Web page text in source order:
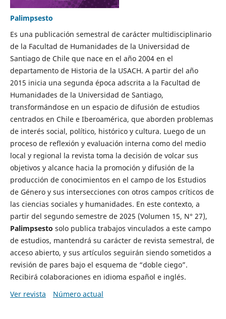
Palimpsesto
Es una publicación semestral de carácter multidisciplinario
de la Facultad de Humanidades de la Universidad de
Santiago de Chile que nace en el año 2004 en el
departamento de Historia de la USACH. A partir del año
2015 inicia una segunda época adscrita a la Facultad de
Humanidades de la Universidad de Santiago,
transformándose en un espacio de difusión de estudios
centrados en Chile e Iberoamérica, que aborden problemas
de interés social, político, histórico y cultura. Luego de un
proceso de reflexión y evaluación interna como del medio
local y regional la revista toma la decisión de volcar sus
objetivos y alcance hacia la promoción y difusión de la
producción de conocimientos en el campo de los Estudios
de Género y sus intersecciones con otros campos críticos de
las ciencias sociales y humanidades. En este contexto, a
partir del segundo semestre de 2025 (Volumen 15, N° 27),
Palimpsesto solo publica trabajos vinculados a este campo
de estudios, mantendrá su carácter de revista semestral, de
acceso abierto, y sus artículos seguirán siendo sometidos a
revisión de pares bajo el esquema de “doble ciego”.
Recibirá colaboraciones en idioma español e inglés.
Ver revista
Número actual